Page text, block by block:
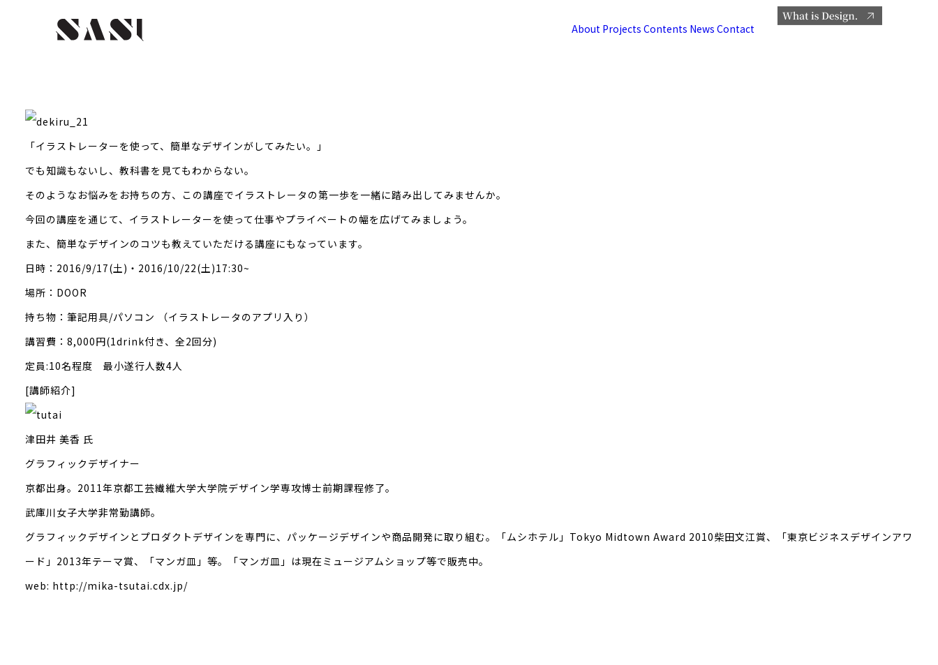
About Projects Contents News Contact
「イラストレーターを使って、簡単なデザインがしてみたい。」
でも知識もないし、教科書を見てもわからない。
そのようなお悩みをお持ちの方、この講座でイラストレータの第一歩を一緒に踏み出してみませんか。
今回の講座を通じて、イラストレーターを使って仕事やプライベートの幅を広げてみましょう。
また、簡単なデザインのコツも教えていただける講座にもなっています。
日時：2016/9/17(土)・2016/10/22(土)17:30~
場所：DOOR
持ち物：筆記用具/パソコン （イラストレータのアプリ入り）
講習費：8,000円(1drink付き、全2回分)
定員:10名程度 最小遂行人数4人
[講師紹介]
津田井 美香 氏
グラフィックデザイナー
京都出身。2011年京都工芸繊維大学大学院デザイン学専攻博士前期課程修了。
武庫川女子大学非常勤講師。
グラフィックデザインとプロダクトデザインを専門に、パッケージデザインや商品開発に取り組む。「ムシホテル」Tokyo Midtown Award 2010柴田文江賞、「東京ビジネスデザインアワ
ード」2013年テーマ賞、「マンガ皿」等。「マンガ皿」は現在ミュージアムショップ等で販売中。
web: http://mika-tsutai.cdx.jp/